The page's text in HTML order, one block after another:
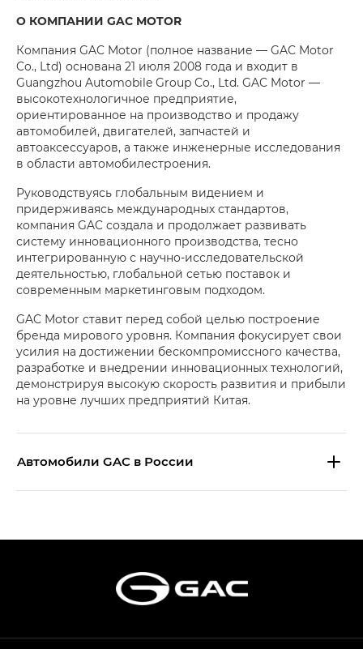
О КОМПАНИИ GAC MOTOR
Компания GAC Motor (полное название — GAC Motor
Co., Ltd) основана 21 июля 2008 года и входит в
Guangzhou Automobile Group Co., Ltd. GAC Motor —
высокотехнологичное предприятие,
ориентированное на производство и продажу
автомобилей, двигателей, запчастей и
автоаксессуаров, а также инженерные исследования
в области автомобилестроения.
Руководствуясь глобальным видением и
придерживаясь международных стандартов,
компания GAC создала и продолжает развивать
систему инновационного производства, тесно
интегрированную с научно-исследовательской
деятельностью, глобальной сетью поставок и
современным маркетинговым подходом.
GAC Motor ставит перед собой целью построение
бренда мирового уровня. Компания фокусирует свои
усилия на достижении бескомпромиссного качества,
разработке и внедрении инновационных технологий,
демонстрируя высокую скорость развития и прибыли
на уровне лучших предприятий Китая.
Aвтомобили GAC в России
Эс Икс ПРЕМИУМ — SX PREMIUM
S7 — Эс 7 (S7) в комплектациях
Эс Икс ПРЕМИУМ — SX PREMIUM, Эс Тэ — ST
в комплектации Экс ПРЕМИУМ — EX PREMIUM